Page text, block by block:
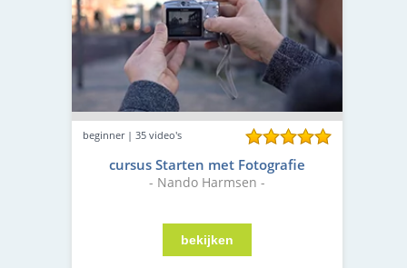
beginner | 35 video's
cursus Starten met Fotografie
- Nando Harmsen -